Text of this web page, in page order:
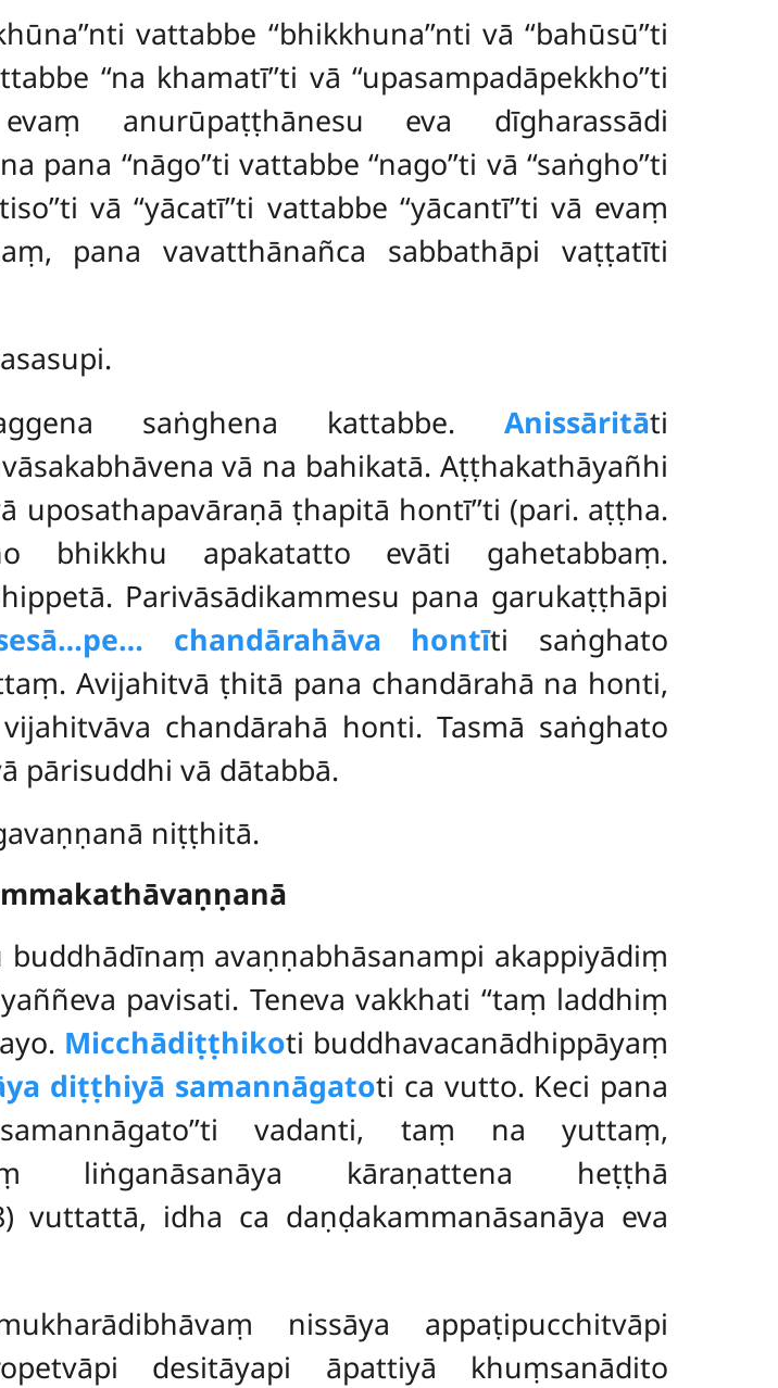
vattabbe ‘‘bhikkhuna’’nti vā ‘‘bahūsū’’ti
‘‘na khamatī’’ti vā ‘‘upasampadāpekkho’’ti
evaṃ anurūpaṭṭhānesu eva dīgharassādi
‘‘nāgo’’ti vattabbe ‘‘nago’’ti vā ‘‘saṅgho’’ti
vā ‘‘yācatī’’ti vattabbe ‘‘yācantī’’ti vā evaṃ
pana vavatthānañca sabbathāpi vaṭṭatīti
saṅghena kattabbe.Anissāritāti
vā na bahikatā. Aṭṭhakathāyañhi
uposathapavāraṇā ṭhapitā hontī’’ti (pari. aṭṭha.
bhikkhu apakatatto evāti gahetabbaṃ.
Parivāsādikammesu pana garukaṭṭhāpi
chandārahāva hontīti saṅghato
Avijahitvā ṭhitā pana chandārahā na honti,
chandārahā honti. Tasmā saṅghato
pārisuddhi vā dātabbā.
niṭṭhitā.
buddhādīnaṃ avaṇṇabhāsanampi akappiyādiṃ
pavisati. Teneva vakkhati ‘‘taṃ laddhiṃ
Micchādiṭṭhikoti buddhavacanādhippāyaṃ
diṭṭhiyā samannāgatoti ca vutto. Keci pana
samannāgato’’ti vadanti, taṃ na yuttaṃ,
liṅganāsanāya kāraṇattena heṭṭhā
vuttattā, idha ca daṇḍakammanāsanāya eva
nissāya appaṭipucchitvāpi
desitāyapi āpattiyā khuṃsanādito